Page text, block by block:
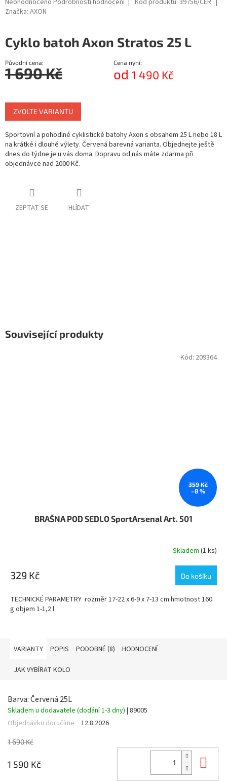
hodnocení
0,0
z
5
hvězdiček.
Neohodnoceno Podrobnosti hodnocení Kód produktu: 39756/CER
Značka: AXON
Cyklo batoh Axon Stratos 25 L
Původní cena:
1 690 Kč
Cena nyní:
od 1 490 Kč
cena:
ZVOLTE VARIANTU
Sportovní a pohodlné cyklistické batohy Axon s obsahem 25 L nebo 18 L
na krátké i dlouhé výlety. Červená barevná varianta. Objednejte ještě
dnes do týdne je u vás doma. Dopravu od nás máte zdarma při
objednávce nad 2000 Kč.
ZEPTAT SE HLÍDAT
Související produkty
359 Kč
–8 %
BRAŠNA POD SEDLO SportArsenal Art. 501
Skladem (1 ks)
329 Kč Do košíku
TECHNICKÉ PARAMETRY rozměr 17-22 x 6-9 x 7-13 cm hmotnost 160
g objem 1-1,2 l
Kód: 209364
VARIANTY POPIS PODOBNÉ (8) HODNOCENÍ
JAK VYBÍRAT KOLO
Barva: Červená 25L
Skladem u dodavatele (dodání 1-3 dny) | 89005
Objednávku doručíme
12.8.2026
1 690 Kč
1 590 Kč